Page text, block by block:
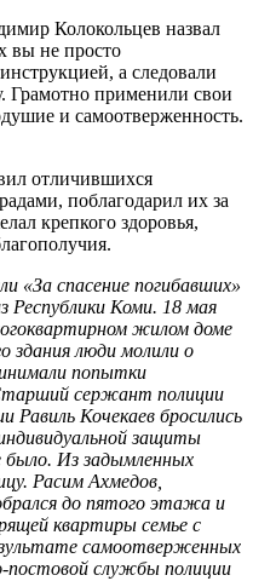
Колокольцев назвал
вы не просто
а следовали
Грамотно применили свои
и самоотверженность.
отличившихся
поблагодарил их за
крепкого здоровья,
«За спасение погибавших»
Республики Коми. 18 мая
жилом доме
здания люди молили о
попытки
сержант полиции
Кочекаев бросились
защиты
было. Из задымленных
Расим Ахмедов,
до пятого этажа и
квартиры семье с
самоотверженных
постовой службы полиции